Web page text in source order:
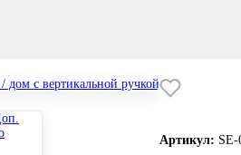
Артикул: SE-